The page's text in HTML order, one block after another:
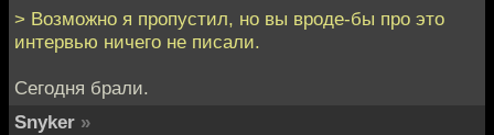
> Возможно я пропустил, но вы вроде-бы про это
интервью ничего не писали.
Сегодня брали.
Snyker »